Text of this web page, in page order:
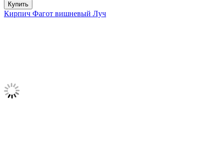
Купить
Кирпич Фагот вишневый Луч